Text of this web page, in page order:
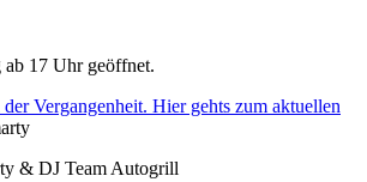
ab 17 Uhr geöffnet.
Vergangenheit. Hier gehts zum aktuellen
& DJ Team Autogrill